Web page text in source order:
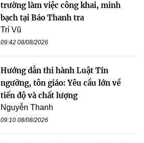
trường làm việc công khai, minh
bạch tại Báo Thanh tra
Trí Vũ
09:42 08/08/2026
Hướng dẫn thi hành Luật Tín
ngưỡng, tôn giáo: Yêu cầu lớn về
tiến độ và chất lượng
Nguyễn Thanh
09:10 08/08/2026